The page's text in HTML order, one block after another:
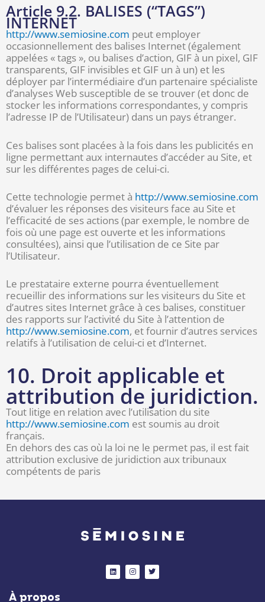
Article 9.2. BALISES (“TAGS”)
INTERNET
http://www.semiosine.com peut employer
occasionnellement des balises Internet (également
appelées « tags », ou balises d’action, GIF à un pixel, GIF
transparents, GIF invisibles et GIF un à un) et les
déployer par l’intermédiaire d’un partenaire spécialiste
d’analyses Web susceptible de se trouver (et donc de
stocker les informations correspondantes, y compris
l’adresse IP de l’Utilisateur) dans un pays étranger.
Ces balises sont placées à la fois dans les publicités en
ligne permettant aux internautes d’accéder au Site, et
sur les différentes pages de celui-ci.
Cette technologie permet à http://www.semiosine.com
d’évaluer les réponses des visiteurs face au Site et
l’efficacité de ses actions (par exemple, le nombre de
fois où une page est ouverte et les informations
consultées), ainsi que l’utilisation de ce Site par
l’Utilisateur.
Le prestataire externe pourra éventuellement
recueillir des informations sur les visiteurs du Site et
d’autres sites Internet grâce à ces balises, constituer
des rapports sur l’activité du Site à l’attention de
http://www.semiosine.com, et fournir d’autres services
relatifs à l’utilisation de celui-ci et d’Internet.
10. Droit applicable et
attribution de juridiction.
Tout litige en relation avec l’utilisation du site
http://www.semiosine.com est soumis au droit
français.
En dehors des cas où la loi ne le permet pas, il est fait
attribution exclusive de juridiction aux tribunaux
compétents de paris
L
i
n
I
n
s
T
w
i
À propos